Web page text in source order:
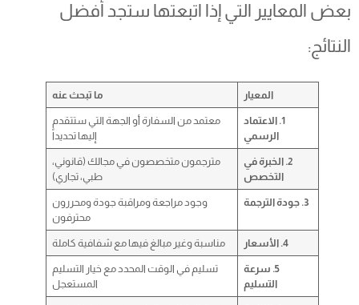
بعض المعايير التي إذا اتبعتها ستجد أفضل
النتائج:
المعيار ما تبحث عنه
1. الاعتماد
الرسمي
معتمد من السفارة أو الجهة التي ستتقدم
إليها تحديداً
2. الخبرة في
التخصص
مترجمون متخصصون في مجالك (قانوني،
طبي، تجاري)
وجود مراجعة ومراقبة جودة ومحررون
محترفون
مناسبة وغير مبالغ فيها مع شفافية كاملة
5. سرعة
التسليم
تسليم في الوقت المحدد مع خيار التسليم
المستعجل